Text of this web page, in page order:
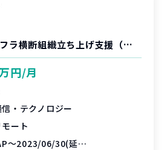
テクノロジー インフラ横断組織立ち上げ支援（シニアスタッフ）
円/月
・テクノロジー
ート
2023/06/30(延長可能性あり)